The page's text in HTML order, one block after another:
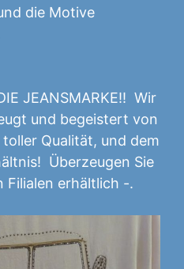
die Motive
JEANSMARKE!! Wir
und begeistert von
Qualität, und dem
Überzeugen Sie
Filialen erhältlich -.